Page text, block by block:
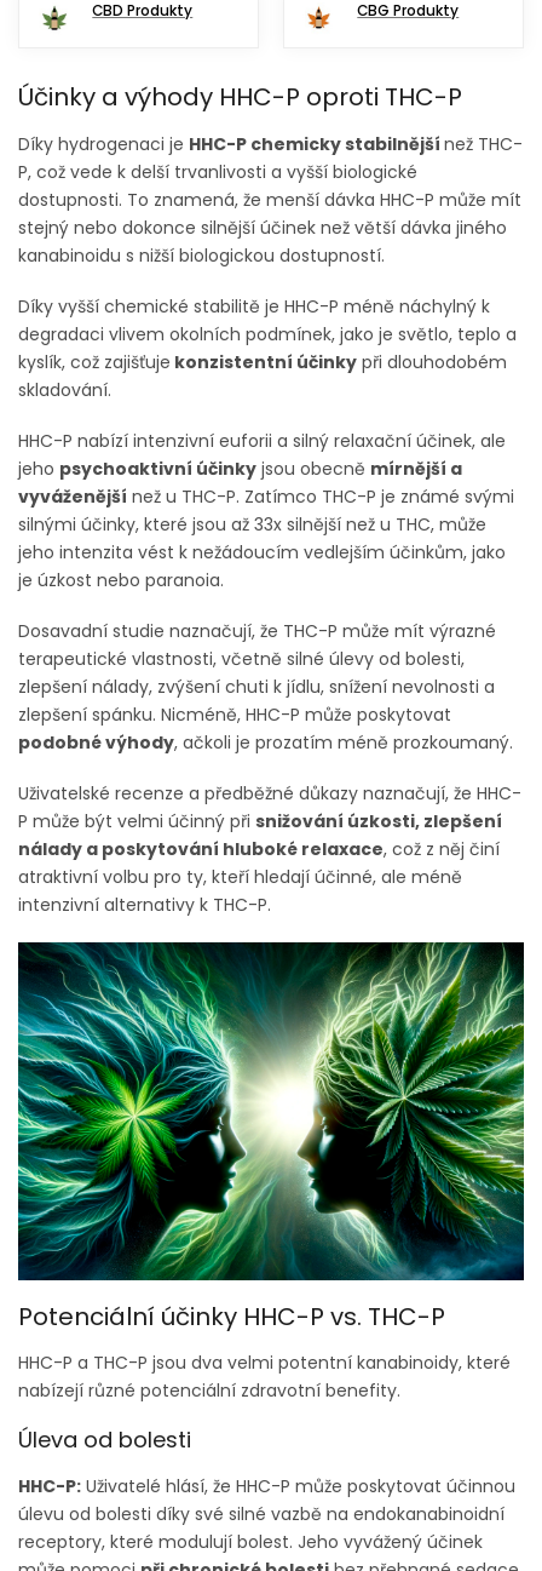
CBD Produkty CBG Produkty
Účinky a výhody HHC-P oproti THC-P
Díky hydrogenaci je HHC-P chemicky stabilnější než THC-
P, což vede k delší trvanlivosti a vyšší biologické
dostupnosti. To znamená, že menší dávka HHC-P může mít
stejný nebo dokonce silnější účinek než větší dávka jiného
kanabinoidu s nižší biologickou dostupností.
Díky vyšší chemické stabilitě je HHC-P méně náchylný k
degradaci vlivem okolních podmínek, jako je světlo, teplo a
kyslík, což zajišťuje konzistentní účinky při dlouhodobém
skladování.
HHC-P nabízí intenzivní euforii a silný relaxační účinek, ale
jeho psychoaktivní účinky jsou obecně mírnější a
vyváženější než u THC-P. Zatímco THC-P je známé svými
silnými účinky, které jsou až 33x silnější než u THC, může
jeho intenzita vést k nežádoucím vedlejším účinkům, jako
je úzkost nebo paranoia.
Dosavadní studie naznačují, že THC-P může mít výrazné
terapeutické vlastnosti, včetně silné úlevy od bolesti,
zlepšení nálady, zvýšení chuti k jídlu, snížení nevolnosti a
zlepšení spánku. Nicméně, HHC-P může poskytovat
podobné výhody, ačkoli je prozatím méně prozkoumaný.
Uživatelské recenze a předběžné důkazy naznačují, že HHC-
P může být velmi účinný při snižování úzkosti, zlepšení
nálady a poskytování hluboké relaxace, což z něj činí
atraktivní volbu pro ty, kteří hledají účinné, ale méně
intenzivní alternativy k THC-P.
Potenciální účinky HHC-P vs. THC-P
HHC-P a THC-P jsou dva velmi potentní kanabinoidy, které
nabízejí různé potenciální zdravotní benefity.
Úleva od bolesti
HHC-P: Uživatelé hlásí, že HHC-P může poskytovat účinnou
úlevu od bolesti díky své silné vazbě na endokanabinoidní
receptory, které modulují bolest. Jeho vyvážený účinek